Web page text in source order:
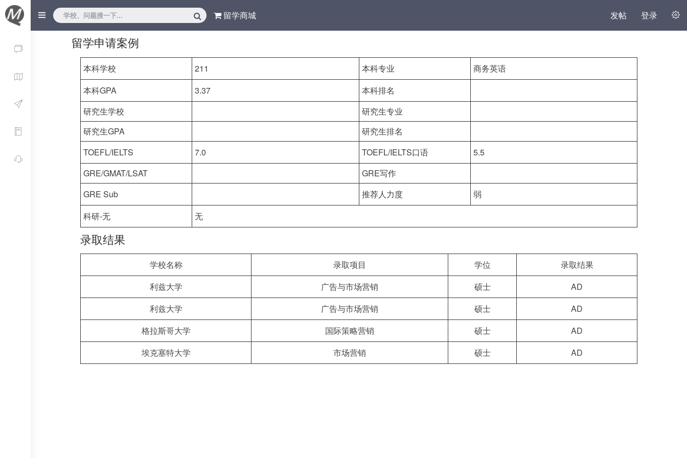
留学商城 发帖 登录
留学申请案例
本科学校 211 本科专业
商务英语
本科GPA
3.37
本科排名
研究生学校
研究生专业
研究生GPA
研究生排名
TOEFL/IELTS
7.0 TOEFL/IELTS口语
5.5
GRE/GMAT/LSAT
GRE写作
GRE Sub
推荐人力度
弱
科研-无
无
录取结果
学校名称 录取项目 学位
录取结果
利兹大学
广告与市场营销 硕士
AD
利兹大学
广告与市场营销 硕士
AD
格拉斯哥大学
国际策略营销 硕士
AD
埃克塞特大学
市场营销 硕士 AD